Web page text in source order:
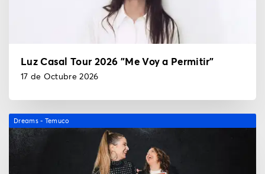
Luz Casal Tour 2026 "Me Voy a Permitir"
17 de Octubre 2026
Dreams - Temuco